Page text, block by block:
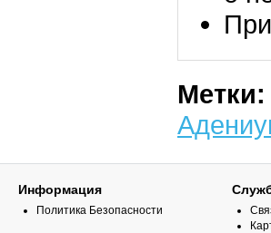
Метки:
Информация
Политика Безопасности